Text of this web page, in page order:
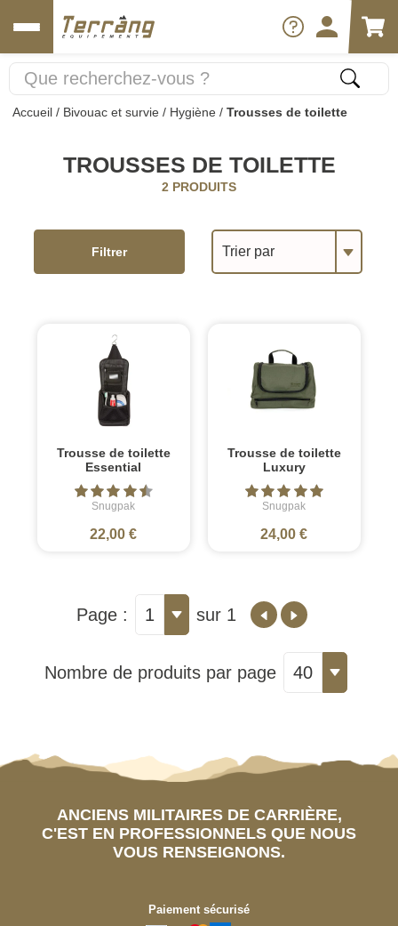
Accueil / Bivouac et survie / Hygiène / Trousses de toilette
TROUSSES DE TOILETTE
2 PRODUITS
Trier par
Filtrer
Trousse de toilette
Essential
Snugpak
22,00 €
Trousse de toilette
Luxury
Snugpak
24,00 €
Page : 1 sur 1
Nombre de produits par page 40
ANCIENS MILITAIRES DE CARRIÈRE,
C'EST EN PROFESSIONNELS QUE NOUS
VOUS RENSEIGNONS.
Paiement sécurisé